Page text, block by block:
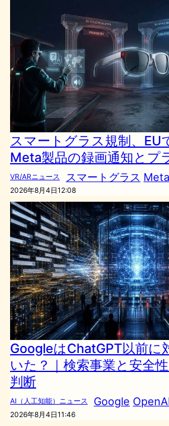
スマートグラス規制、EU
Meta製品の録画通知とプ
VR/ARニュース スマートグラス Meta
2026年8月4日12:08
GoogleはChatGPT以前に
いた？｜検索事業と安全
判断
AI（人工知能）ニュース Google
2026年8月4日11:46